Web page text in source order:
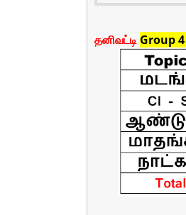
தனிவட்டி Group